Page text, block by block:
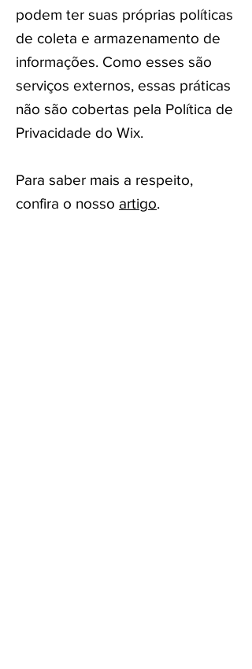
podem ter suas próprias políticas
de coleta e armazenamento de
informações. Como esses são
serviços externos, essas práticas
não são cobertas pela Política de
Privacidade do Wix.
Para saber mais a respeito,
confira o nosso artigo.